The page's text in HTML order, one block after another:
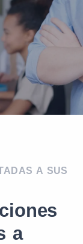
A SUS
a